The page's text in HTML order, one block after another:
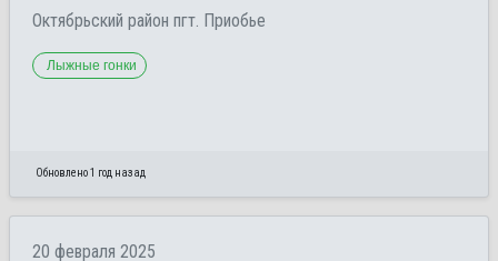
Октябрьский район пгт. Приобье
Лыжные гонки
Обновлено 1 год назад
20 февраля 2025